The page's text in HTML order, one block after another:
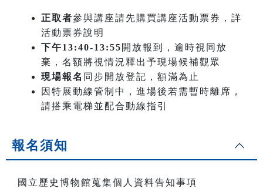
正取者參與講座請先購買講座活動票券，詳
活動票券說明
下午13:40-13:55 開放報到，逾時視同放
棄，名額將視情況釋出予現場候補觀眾
現場報名 同步開放登記，額滿為止
因特展動線管制中，進場後若需暫時離席，
請搭乘電梯並配合動線指引
報名須知
國立歷史博物館蒐集個人資料告知事項